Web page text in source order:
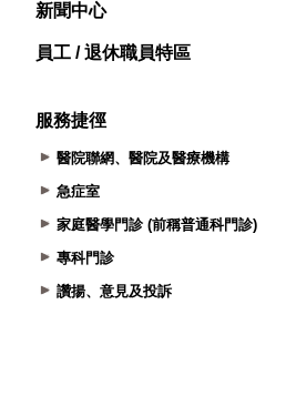
新聞中心
員工 / 退休職員特區
服務捷徑
醫院聯網、醫院及醫療機構
急症室
家庭醫學門診 (前稱普通科門診)
專科門診
讚揚、意見及投訴